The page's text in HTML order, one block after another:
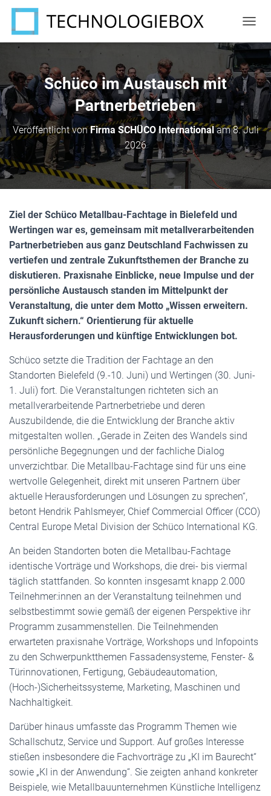
A
I
G
A
O
N
U
M
C
H
T
Schüco im Austausch mit
Partnerbetrieben
Veröffentlicht vonFirma SCHÜCO Internationalam8. Juli
2026
Ziel der Schüco Metallbau-Fachtage in Bielefeld und
Wertingen war es, gemeinsam mit metallverarbeitenden
Partnerbetrieben aus ganz Deutschland Fachwissen zu
vertiefen und zentrale Zukunftsthemen der Branche zu
diskutieren. Praxisnahe Einblicke, neue Impulse und der
persönliche Austausch standen im Mittelpunkt der
Veranstaltung, die unter dem Motto „Wissen erweitern.
Zukunft sichern.“ Orientierung für aktuelle
Herausforderungen und künftige Entwicklungen bot.
Schüco setzte die Tradition der Fachtage an den
Standorten Bielefeld (9.-10. Juni) und Wertingen (30. Juni-
1. Juli) fort. Die Veranstaltungen richteten sich an
metallverarbeitende Partnerbetriebe und deren
Auszubildende, die die Entwicklung der Branche aktiv
mitgestalten wollen. „Gerade in Zeiten des Wandels sind
persönliche Begegnungen und der fachliche Dialog
unverzichtbar. Die Metallbau-Fachtage sind für uns eine
wertvolle Gelegenheit, direkt mit unseren Partnern über
aktuelle Herausforderungen und Lösungen zu sprechen“,
betont Hendrik Pahlsmeyer, Chief Commercial Officer (CCO)
Central Europe Metal Division der Schüco International KG.
An beiden Standorten boten die Metallbau-Fachtage
identische Vorträge und Workshops, die drei- bis viermal
täglich stattfanden. So konnten insgesamt knapp 2.000
Teilnehmer:innen an der Veranstaltung teilnehmen und
selbstbestimmt sowie gemäß der eigenen Perspektive ihr
Programm zusammenstellen. Die Teilnehmenden
erwarteten praxisnahe Vorträge, Workshops und Infopoints
zu den Schwerpunktthemen Fassadensysteme, Fenster- &
Türinnovationen, Fertigung, Gebäudeautomation,
(Hoch-)Sicherheitssysteme, Marketing, Maschinen und
Nachhaltigkeit.
Darüber hinaus umfasste das Programm Themen wie
Schallschutz, Service und Support. Auf großes Interesse
stießen insbesondere die Fachvorträge zu „KI im Baurecht“
sowie „KI in der Anwendung“. Sie zeigten anhand konkreter
Beispiele, wie Metallbauunternehmen Künstliche Intelligenz